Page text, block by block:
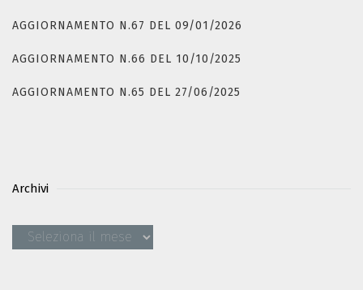
AGGIORNAMENTO N.67 DEL 09/01/2026
AGGIORNAMENTO N.66 DEL 10/10/2025
AGGIORNAMENTO N.65 DEL 27/06/2025
Archivi